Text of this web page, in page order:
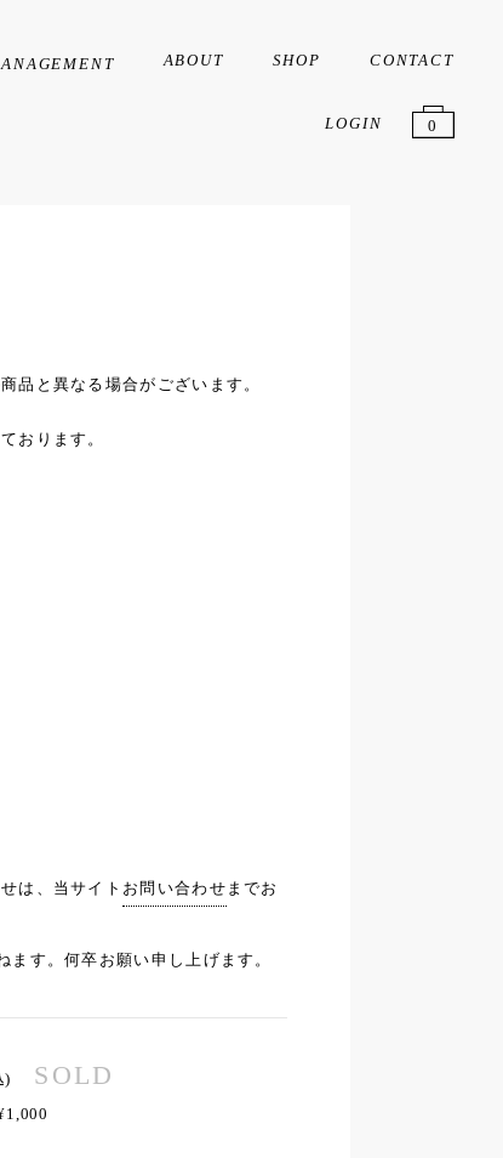
ABOUT SHOP CONTACT
LOGIN 0
品と異なる場合がございます。
おります。
は、当サイト お問い合わせ までお
す。何卒お願い申し上げます。
) SOLD